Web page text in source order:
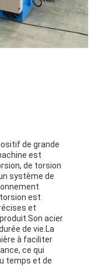
de grande
est
de torsion
système de
est
et
acier
de vie.La
à faciliter
ce qui
temps et de